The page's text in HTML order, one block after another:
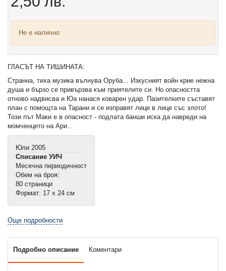
Не е налично
ГЛАСЪТ НА ТИШИНАТА:
Странна, тиха музика вълнува Оруба... Изкусният войн крие нежна
душа и бързо се привързва към приятелите си. Но опасността
отново надвисва и Юа нанася коварен удар. Пазителките съставят
план с помощта на Тарани и се изправят лице в лице със злото!
Този път Маки е в опасност - подлата банши иска да навреди на
момченцето на Ари...
Юли 2005
Списание УИЧ
Месечна периодичност
Обем на броя:
80 страници
Формат: 17 х 24 см
Още подробности
Подробно описание Коментари